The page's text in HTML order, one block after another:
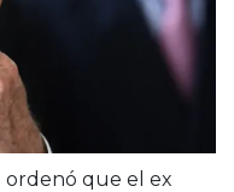
ordenó que el ex